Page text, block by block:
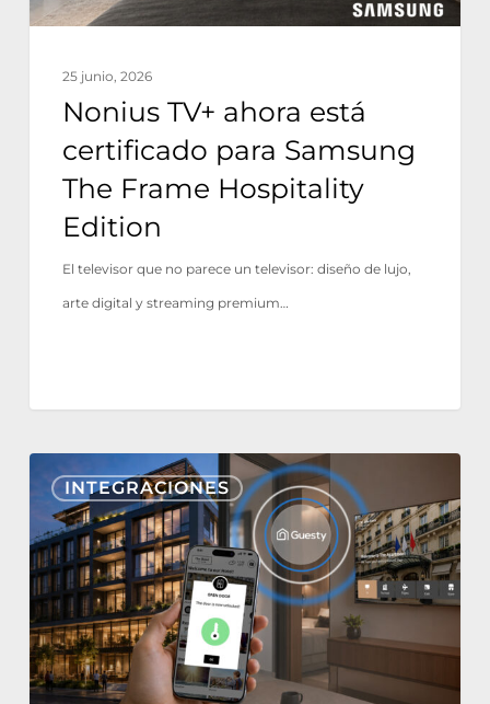
Frame
25 junio, 2026
Nonius TV+ ahora está
certificado para Samsung
The Frame Hospitality
Edition
El televisor que no parece un televisor: diseño de lujo,
arte digital y streaming premium…
INTEGRACIONES
Nonius
TV+
y
Mobile
ahora
se
integran